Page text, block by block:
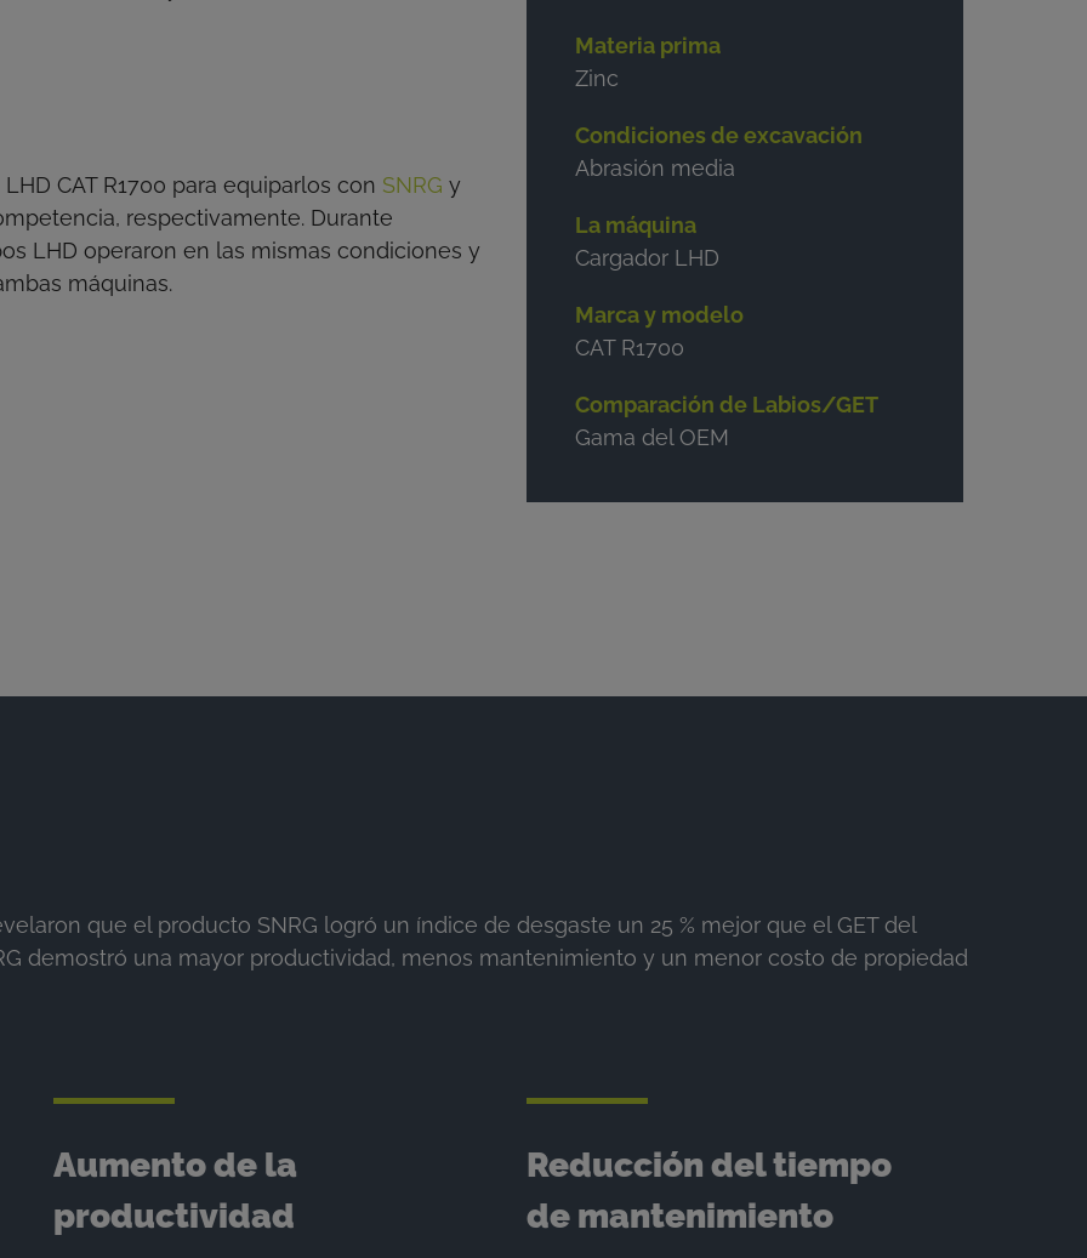
Materia prima
Zinc
Condiciones de excavación
Abrasión media
La máquina
Cargador LHD
Marca y modelo
CAT R1700
Comparación de Labios/GET
Gama del OEM
CAT R1700 para equiparlos con SNRG y
respectivamente. Durante
LHD operaron en las mismas condiciones y
máquinas.
que el producto SNRG logró un índice de desgaste un 25 % mejor que el GET del
demostró una mayor productividad, menos mantenimiento y un menor costo de propiedad
Aumento de la
productividad
Reducción del tiempo
de mantenimiento